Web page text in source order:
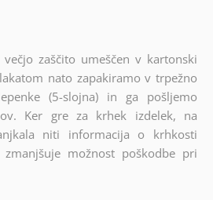
zaščito umeščen v kartonski
nato zapakiramo v trpežno
(5-slojna) in ga pošljemo
Ker gre za krhek izdelek, na
niti informacija o krhkosti
možnost poškodbe pri